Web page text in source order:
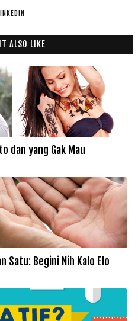
ALSO LIKE
dan yang Gak Mau
Satu: Begini Nih Kalo Elo